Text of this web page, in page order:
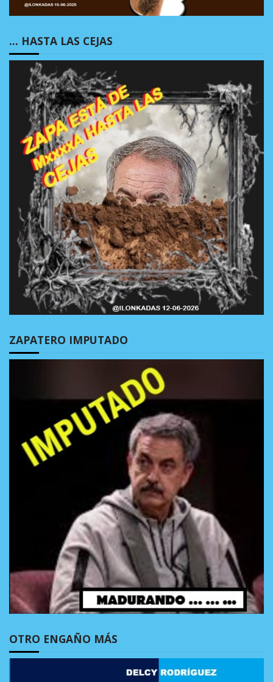
… HASTA LAS CEJAS
ZAPATERO IMPUTADO
OTRO ENGAÑO MÁS